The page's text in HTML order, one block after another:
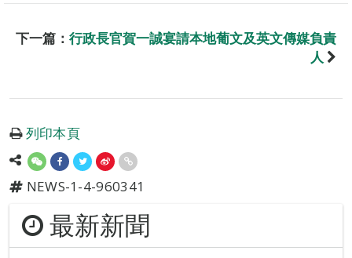
下一篇： 行政長官賀一誠宴請本地葡文及英文傳媒負責
人
列印本頁
NEWS-1-4-960341
最新新聞